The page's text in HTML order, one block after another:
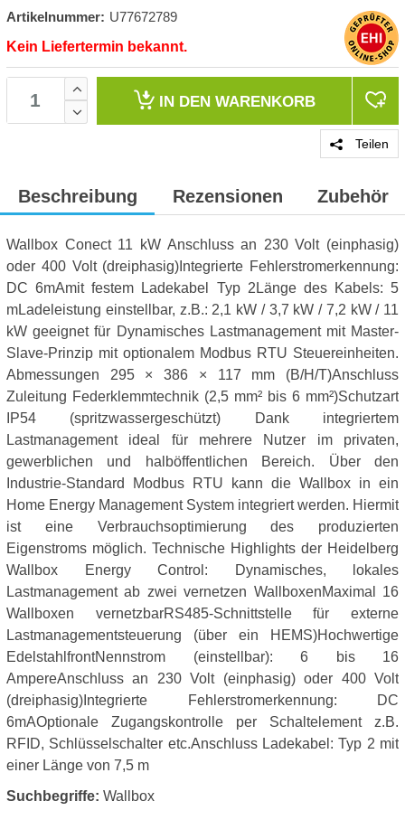
Artikelnummer: U77672789
Kein Liefertermin bekannt.
IN DEN WARENKORB
Teilen
Beschreibung Rezensionen Zubehör
Wallbox Conect 11 kW Anschluss an 230 Volt (einphasig)
oder 400 Volt (dreiphasig)Integrierte Fehlerstromerkennung:
DC 6mAmit festem Ladekabel Typ 2Länge des Kabels: 5
mLadeleistung einstellbar, z.B.: 2,1 kW / 3,7 kW / 7,2 kW / 11
kW geeignet für Dynamisches Lastmanagement mit Master-
Slave-Prinzip mit optionalem Modbus RTU Steuereinheiten.
Abmessungen 295 × 386 × 117 mm (B/H/T)Anschluss
Zuleitung Federklemmtechnik (2,5 mm² bis 6 mm²)Schutzart
IP54 (spritzwassergeschützt) Dank integriertem
Lastmanagement ideal für mehrere Nutzer im privaten,
gewerblichen und halböffentlichen Bereich. Über den
Industrie-Standard Modbus RTU kann die Wallbox in ein
Home Energy Management System integriert werden. Hiermit
ist eine Verbrauchsoptimierung des produzierten
Eigenstroms möglich. Technische Highlights der Heidelberg
Wallbox Energy Control: Dynamisches, lokales
Lastmanagement ab zwei vernetzen WallboxenMaximal 16
Wallboxen vernetzbarRS485-Schnittstelle für externe
Lastmanagementsteuerung (über ein HEMS)Hochwertige
EdelstahlfrontNennstrom (einstellbar): 6 bis 16
AmpereAnschluss an 230 Volt (einphasig) oder 400 Volt
(dreiphasig)Integrierte Fehlerstromerkennung: DC
6mAOptionale Zugangskontrolle per Schaltelement z.B.
RFID, Schlüsselschalter etc.Anschluss Ladekabel: Typ 2 mit
einer Länge von 7,5 m
Suchbegriffe: Wallbox